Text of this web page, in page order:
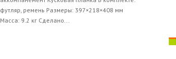
футляр, ремень Размеры: 397×218×408 мм
Масса: 9.2 кг Сделано...